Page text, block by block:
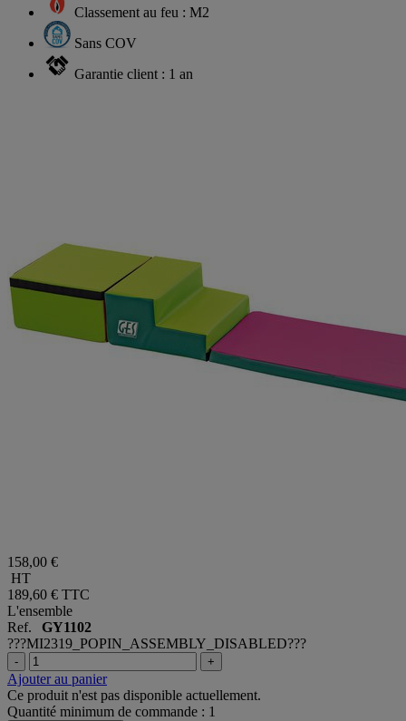
Classement au feu : M2
Sans COV
Garantie client : 1 an
158,00 €
HT
189,60 € TTC
L'ensemble
Ref. GY1102
???MI2319_POPIN_ASSEMBLY_DISABLED???
- +
Ajouter au panier
Ce produit n'est pas disponible actuellement.
Quantité minimum de commande : 1